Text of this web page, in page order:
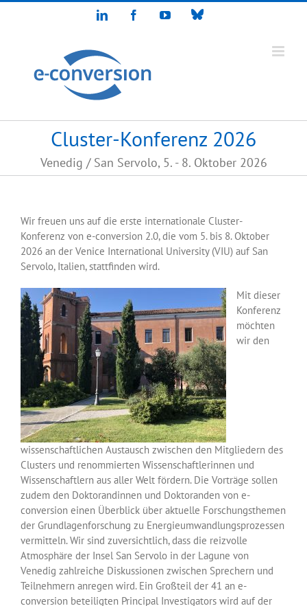
Zum
LinkedIn FacebookYouTubeBluesky
Cluster-Konferenz 2026
Venedig / San Servolo, 5. - 8. Oktober 2026
Wir freuen uns auf die erste internationale Cluster-
Konferenz von e-conversion 2.0, die vom 5. bis 8. Oktober
2026 an der Venice International University (VIU) auf San
Servolo, Italien, stattfinden wird.
Mit dieser
Konferenz
möchten
wir den
wissenschaftlichen Austausch zwischen den Mitgliedern des
Clusters und renommierten Wissenschaftlerinnen und
Wissenschaftlern aus aller Welt fördern. Die Vorträge sollen
zudem den Doktorandinnen und Doktoranden von e-
conversion einen Überblick über aktuelle Forschungsthemen
der Grundlagenforschung zu Energieumwandlungsprozessen
vermitteln. Wir sind zuversichtlich, dass die reizvolle
Atmosphäre der Insel San Servolo in der Lagune von
Venedig zahlreiche Diskussionen zwischen Sprechern und
Teilnehmern anregen wird. Ein Großteil der 41 an e-
conversion beteiligten Principal Investigators wird auf der